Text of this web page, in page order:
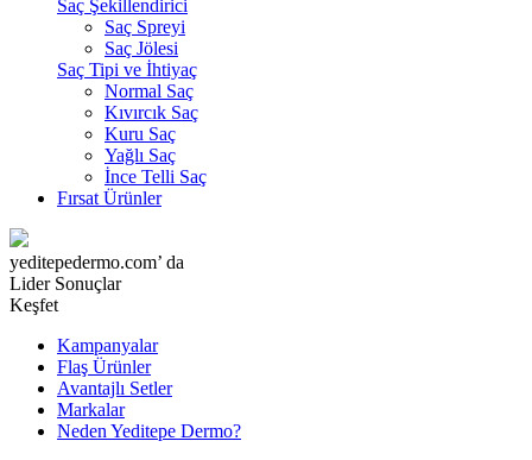
Saç Şekillendirici
Saç Spreyi
Saç Jölesi
Saç Tipi ve İhtiyaç
Normal Saç
Kıvırcık Saç
Kuru Saç
Yağlı Saç
İnce Telli Saç
Fırsat Ürünler
yeditepedermo.com’ da
Lider Sonuçlar
Keşfet
Kampanyalar
Flaş Ürünler
Avantajlı Setler
Markalar
Neden Yeditepe Dermo?